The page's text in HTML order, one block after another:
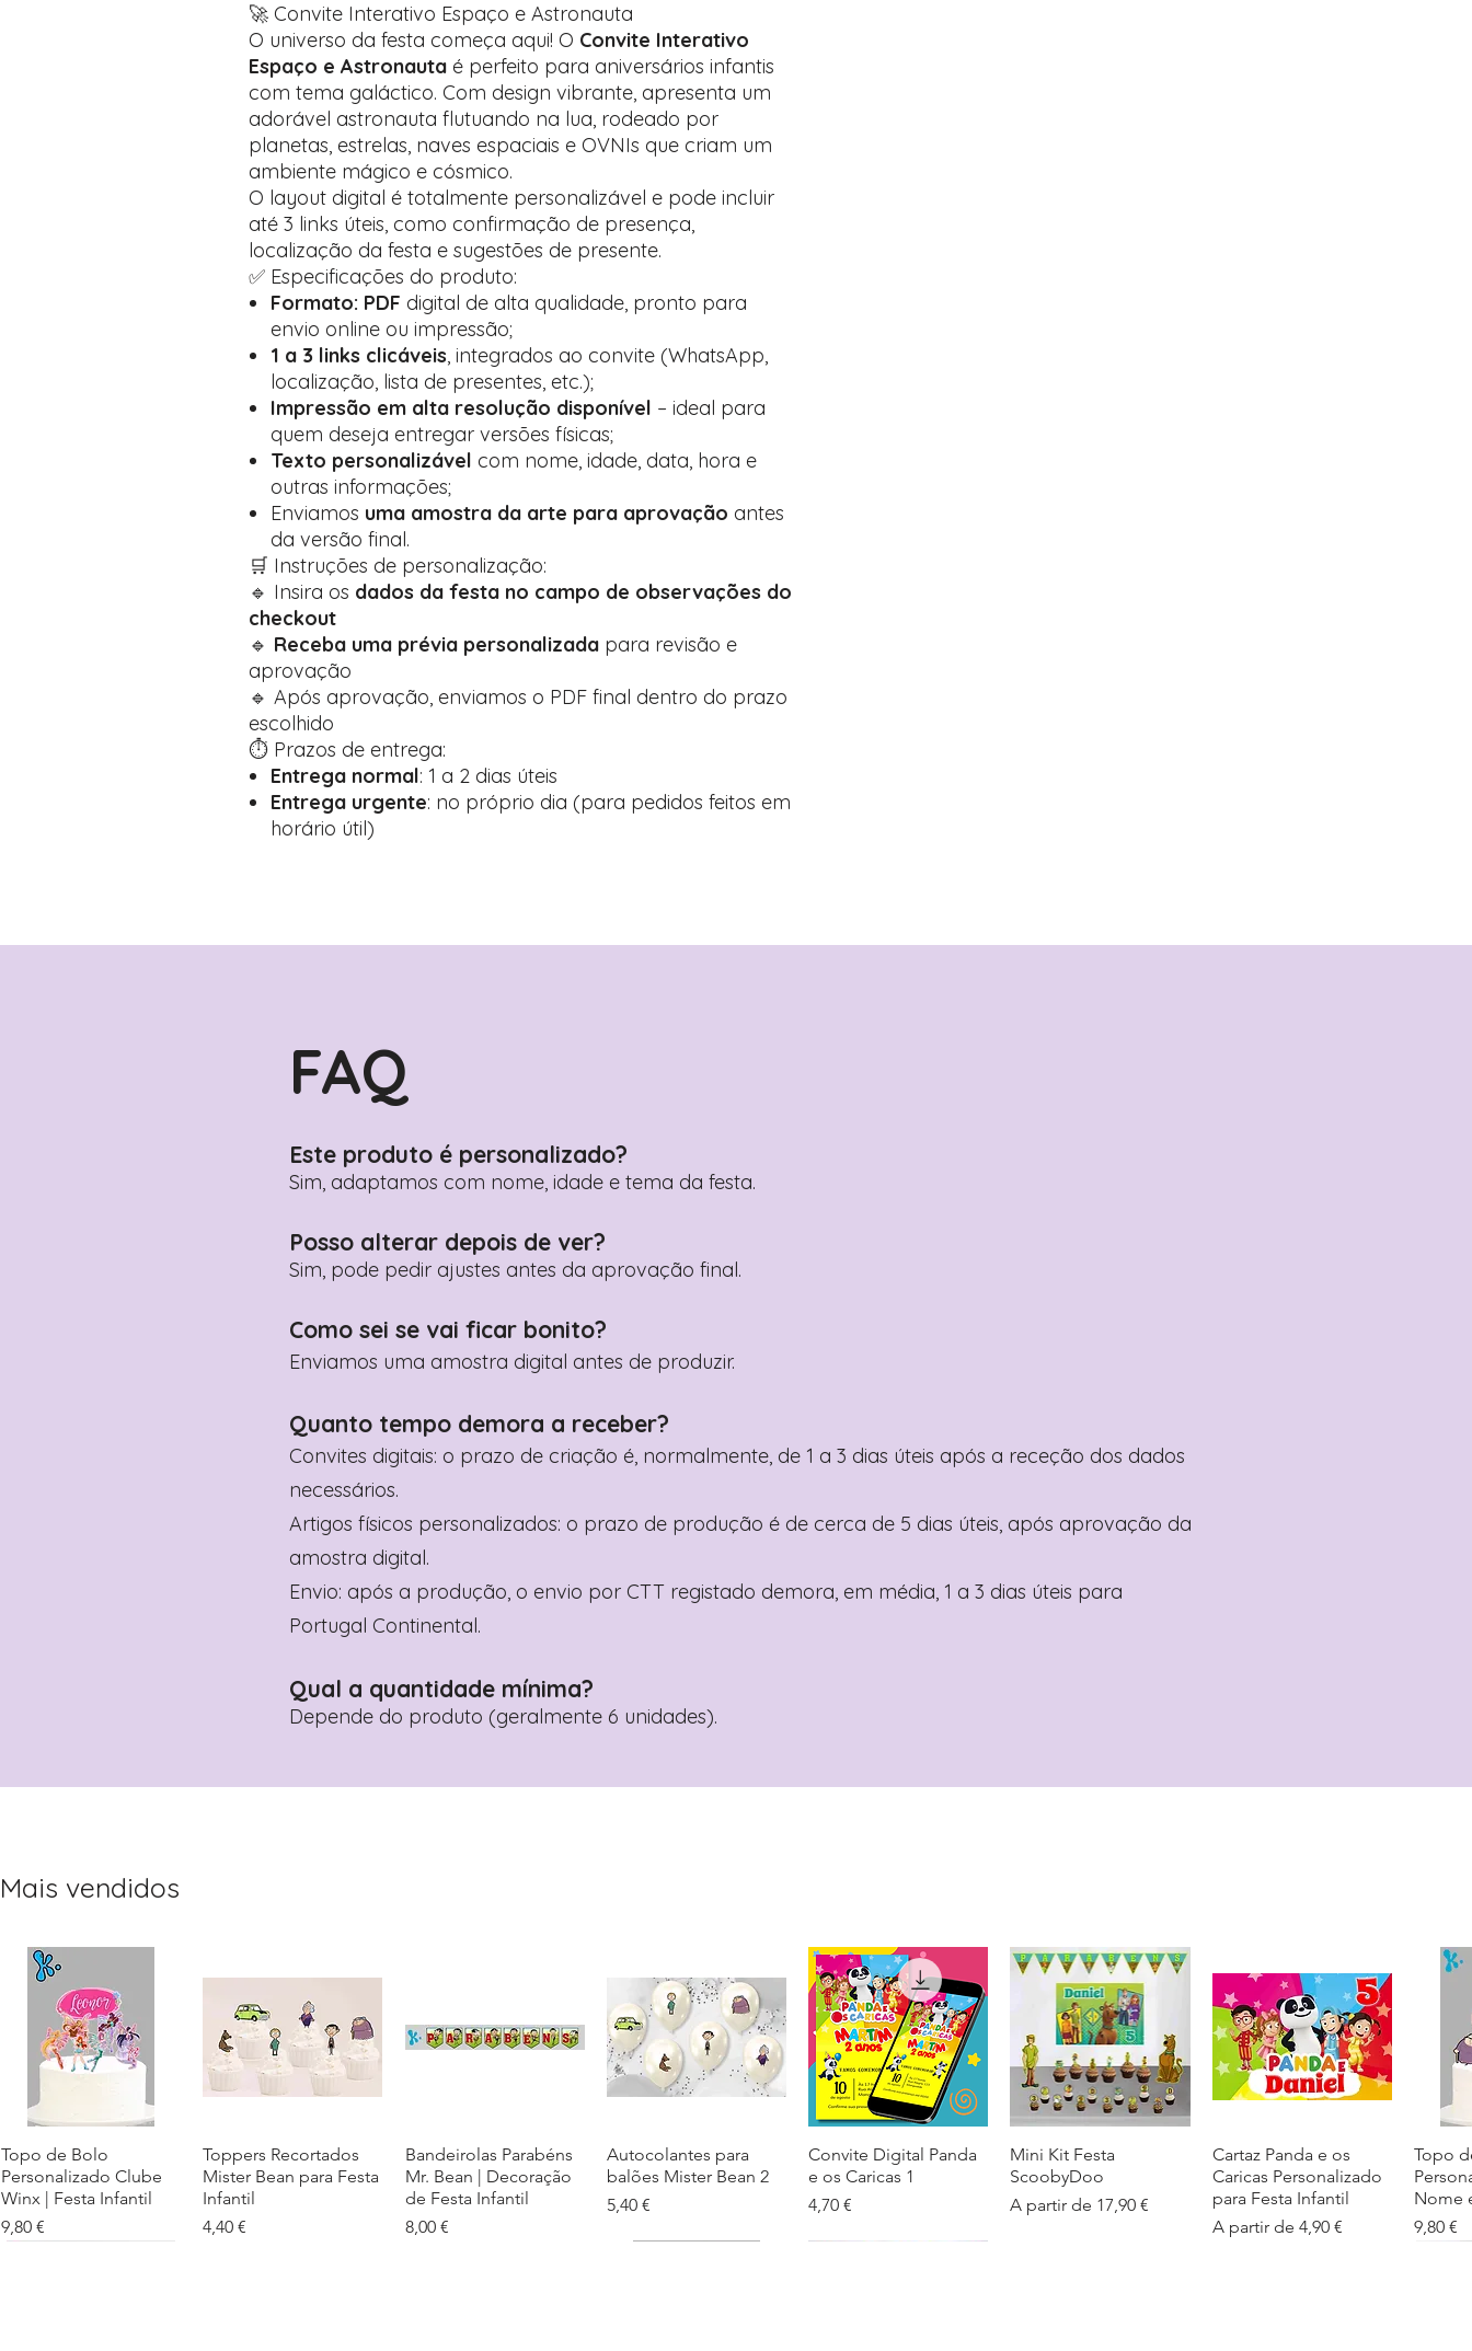
🚀 Convite Interativo Espaço e Astronauta
O universo da festa começa aqui! O Convite Interativo
Espaço e Astronauta é perfeito para aniversários infantis
com tema galáctico. Com design vibrante, apresenta um
adorável astronauta flutuando na lua, rodeado por
planetas, estrelas, naves espaciais e OVNIs que criam um
ambiente mágico e cósmico.
O layout digital é totalmente personalizável e pode incluir
até 3 links úteis, como confirmação de presença,
localização da festa e sugestões de presente.
✅ Especificações do produto:
Formato: PDF digital de alta qualidade, pronto para
envio online ou impressão;
1 a 3 links clicáveis, integrados ao convite (WhatsApp,
localização, lista de presentes, etc.);
Impressão em alta resolução disponível – ideal para
quem deseja entregar versões físicas;
Texto personalizável com nome, idade, data, hora e
outras informações;
Enviamos uma amostra da arte para aprovação antes
da versão final.
🛒 Instruções de personalização:
🔹 Insira os dados da festa no campo de observações do
checkout
🔹 Receba uma prévia personalizada para revisão e
aprovação
🔹 Após aprovação, enviamos o PDF final dentro do prazo
escolhido
⏱️ Prazos de entrega:
Entrega normal: 1 a 2 dias úteis
Entrega urgente: no próprio dia (para pedidos feitos em
horário útil)
FAQ
Este produto é personalizado?
Sim, adaptamos com nome, idade e tema da festa.
Posso alterar depois de ver?
Sim, pode pedir ajustes antes da aprovação final.
Como sei se vai ficar bonito?
Enviamos uma amostra digital antes de produzir.
Quanto tempo demora a receber?
Convites digitais: o prazo de criação é, normalmente, de 1 a 3 dias úteis após a receção dos dados
necessários.
Artigos físicos personalizados: o prazo de produção é de cerca de 5 dias úteis, após aprovação da
amostra digital.
Envio: após a produção, o envio por CTT registado demora, em média, 1 a 3 dias úteis para
Portugal Continental.
Qual a quantidade mínima?
Depende do produto (geralmente 6 unidades).
Mais vendidos
Visualização rápida
Topo de Bolo
Personalizado Clube
Winx | Festa Infantil
Preço
9,80 €
Visualização rápida
Toppers Recortados
Mister Bean para Festa
Infantil
Preço
4,40 €
Visualização rápida
Bandeirolas Parabéns
Mr. Bean | Decoração
de Festa Infantil
Preço
8,00 €
Visualização rápida
Autocolantes para
balões Mister Bean 2
Preço
5,40 €
Visualização rápida
Convite Digital Panda
e os Caricas 1
Preço
4,70 €
Visualização rápida
Mini Kit Festa
ScoobyDoo
A partir de 17,90 €
Preço promocional
Visualização rápida
Cartaz Panda e os
Caricas Personalizado
para Festa Infantil
A partir de 4,90 €
Preço promocional
Topo
Nome
Preço
9,80 €